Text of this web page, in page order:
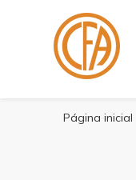
Página inicial